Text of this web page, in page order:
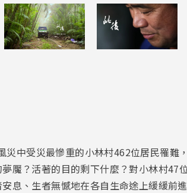
中受災最慘重的小林村462位居民罹難
魘？活著的目的剩下什麼？對小林村47
息、生者無憾地在各自生命途上緩緩前